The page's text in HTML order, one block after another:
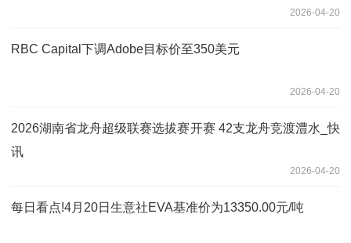
2026-04-20
RBC Capital下调Adobe目标价至350美元
2026-04-20
2026湖南省龙舟超级联赛选拔赛开赛 42支龙舟竞渡澧水_快
讯
2026-04-20
每日看点!4月20日生意社EVA基准价为13350.00元/吨